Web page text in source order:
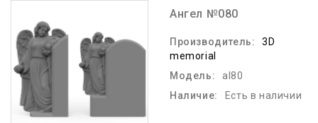
Ангел №080
Производитель:
3D
memorial
Модель:
al80
Наличие:
Есть в наличии